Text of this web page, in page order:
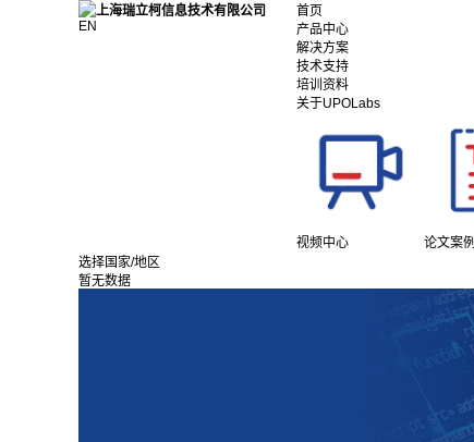
EN
首页
产品中心
解决方案
技术支持
培训资料
关于UPOLabs
视频中心 论文案例
选择国家/地区
暂无数据